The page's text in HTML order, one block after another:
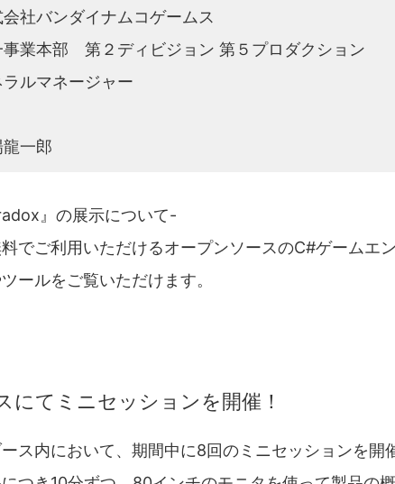
社バンダイナムコゲームス
事業本部 第２ディビジョン 第５プロダクション
ラルマネージャー
龍一郎
』の展示について-
でご利用いただけるオープンソースのC#ゲームエ
ールをご覧いただけます。
にてミニセッションを開催！
ス内において、期間中に8回のミニセッションを開